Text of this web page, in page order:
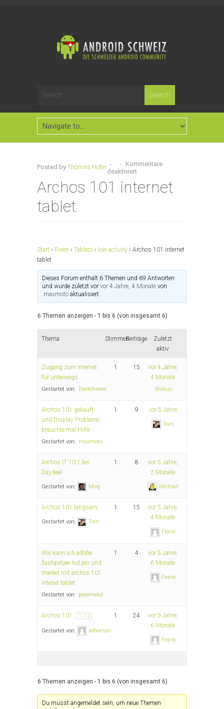
Posted by Thomas Hofer - - Kommentare
deaktiviert
Archos 101 internet
tablet
Start › Foren › Tablets › low activity › Archos 101 internet
tablet
Dieses Forum enthält 6 Themen und 69 Antworten
und wurde zuletzt vorvor 4 Jahre, 4 Monate von
maxmoto aktualisiert.
6 Themen anzeigen - 1 bis 6 (von insgesamt 6)
Thema StimmenBeiträge
Zuletzt
aktiv
Zugang zum Internet
für unterwegs
Gestartet von: Darkthrone
1 15
vor 4 Jahre,
4 Monate
Wilkus
Archos 101 gekauft
und Display Probleme,
bräuchte mal Hilfe
Gestartet von: maxmoto
1 9 vor 5 Jahre
Tom
Archos IT 10.1 bei
Daydeal
Gestartet von: Mirg
1 8
vor 5 Jahre,
2 Monate
Michael
Archos 101 langsam
Gestartet von: Tom
1 15
vor 5 Jahre,
4 Monate
Frank
Wie kann ich adobe
flashpalyer nutzen und
market mit archos 101
intenet tablet
Gestartet von: peternatel
1 4
vor 5 Jahre,
6 Monate
Frank
Archos 101 1 2
Gestartet von: xeboman
1 24
vor 5 Jahre,
6 Monate
Frank
6 Themen anzeigen - 1 bis 6 (von insgesamt 6)
Du musst angemeldet sein, um neue Themen